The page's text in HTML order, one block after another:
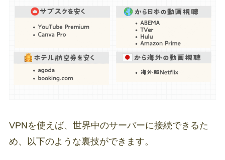
VPNを使えば、世界中のサーバーに接続できるた
め、以下のような裏技ができます。